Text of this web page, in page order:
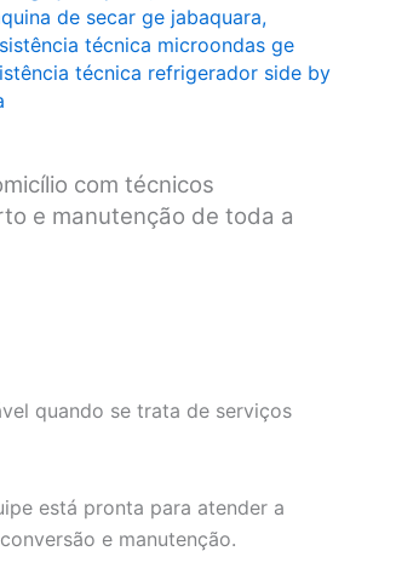
de secar ge jabaquara,
técnica microondas ge
técnica refrigerador side by
com técnicos
e manutenção de toda a
quando se trata de serviços
está pronta para atender a
e manutenção.